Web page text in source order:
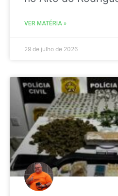
VER MATÉRIA »
29 de julho de 2026